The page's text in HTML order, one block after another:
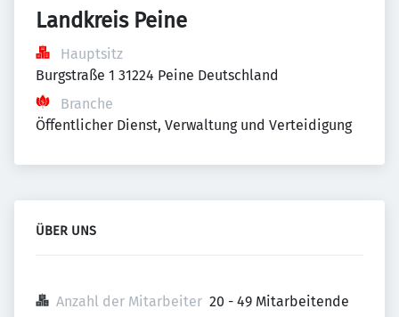
Landkreis Peine
Hauptsitz
Burgstraße 1 31224 Peine Deutschland
Branche
Öffentlicher Dienst, Verwaltung und Verteidigung
ÜBER UNS
Anzahl der Mitarbeiter 20 - 49 Mitarbeitende